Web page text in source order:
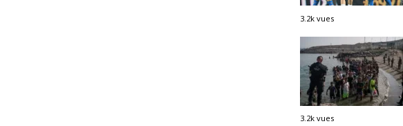
3.2k vues
3.2k vues